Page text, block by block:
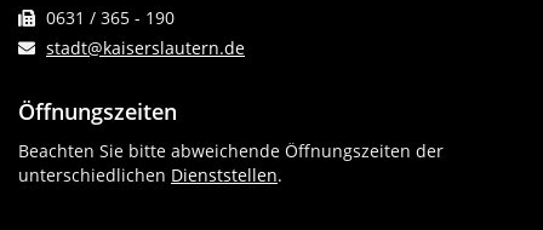
0631 / 365 - 190
stadt@kaiserslautern.de
Öffnungszeiten
Beachten Sie bitte abweichende Öffnungszeiten der
unterschiedlichen Dienststellen.